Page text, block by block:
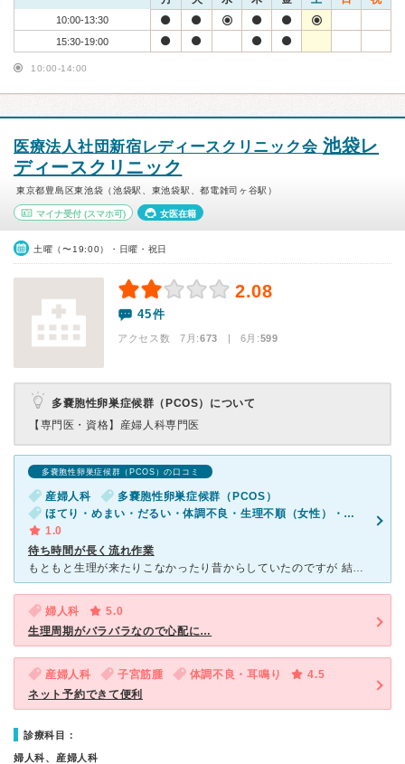
10:00-13:30
15:30-19:00
10:00-14:00
医療法人社団新宿レディースクリニック会池袋レ
ディースクリニック
東京都豊島区東池袋（池袋駅、東池袋駅、都電雑司ヶ谷駅）
マイナ受付 (スマホ可) 女医在籍
土曜（〜19:00）・日曜・祝日
2.08
45件
アクセス数 7月:673 | 6月:599
多嚢胞性卵巣症候群（PCOS）について
【専門医・資格】 産婦人科専門医
多嚢胞性卵巣症候群（PCOS）の口コミ
産婦人科
多嚢胞性卵巣症候群（PCOS）
ほてり・めまい・だるい・体調不良・生理不順（女性）・おりものの異常（女性）
1.0
待ち時間が長く流れ作業
もともと生理が来たりこなかったり昔からしていたのですが 結婚を考え始めたのと、明らかにのぼせを感じたり寒気を感じたり 疲れやすくなったりと体調の不良を感じたので来院しました。 婦人科
婦人科
5.0
生理周期がバラバラなので心配に…
産婦人科 子宮筋腫 体調不良・耳鳴り
4.5
ネット予約できて便利
診療科目：
婦人科、産婦人科